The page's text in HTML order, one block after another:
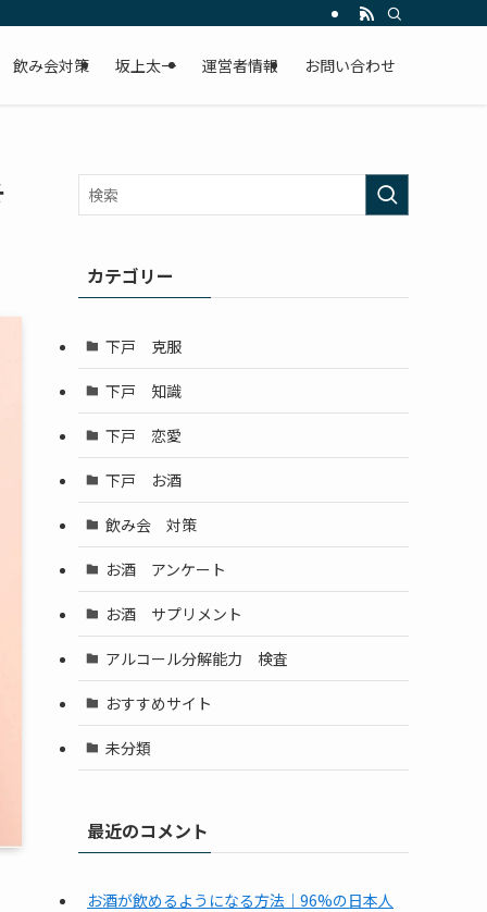
飲み会対策 坂上太一 運営者情報 お問い合わせ
カテゴリー
下戸 克服
下戸 知識
下戸 恋愛
下戸 お酒
飲み会 対策
お酒 アンケート
お酒 サプリメント
アルコール分解能力 検査
おすすめサイト
未分類
最近のコメント
お酒が飲めるようになる方法｜96%の日本人